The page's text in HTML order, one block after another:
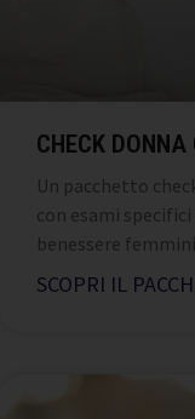
CHECK
Un pacchetto
con esami
benessere
SCOPRI IL